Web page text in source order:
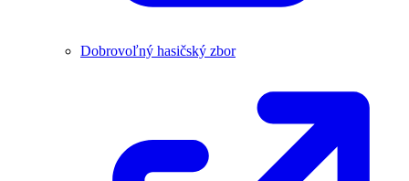
Dobrovoľný hasičský zbor